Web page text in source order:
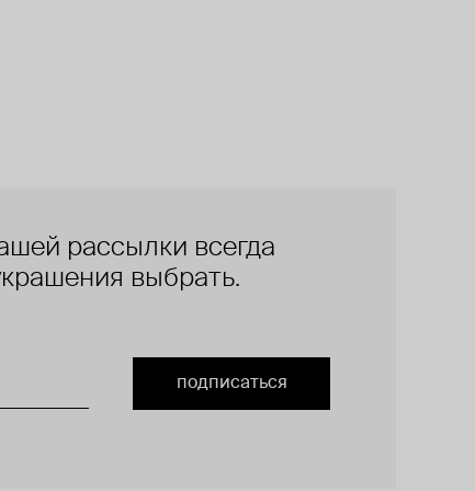
рассылки всегда
выбрать.
подписаться